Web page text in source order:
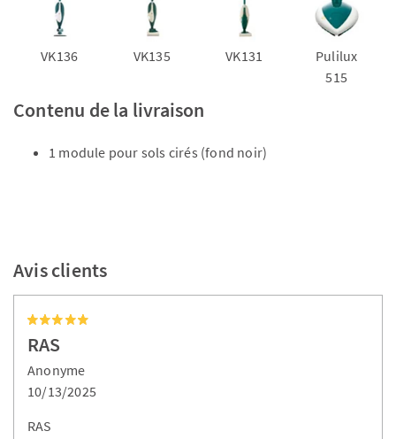
VK136 VK135 VK131
Pulilux
515
Contenu de la livraison
1 module pour sols cirés (fond noir)
Avis clients
RAS
Anonyme
10/13/2025
RAS